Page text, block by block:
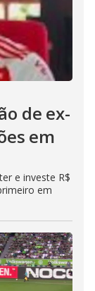
de ex-
em
e investe R$
em